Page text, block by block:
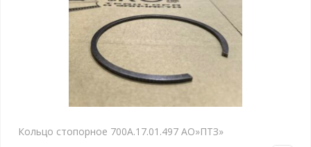
Кольцо стопорное 700А.17.01.497 АО»ПТЗ»